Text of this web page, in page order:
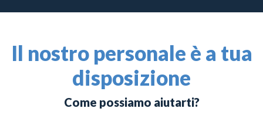
Il nostro personale è a tua
disposizione
Come possiamo aiutarti?